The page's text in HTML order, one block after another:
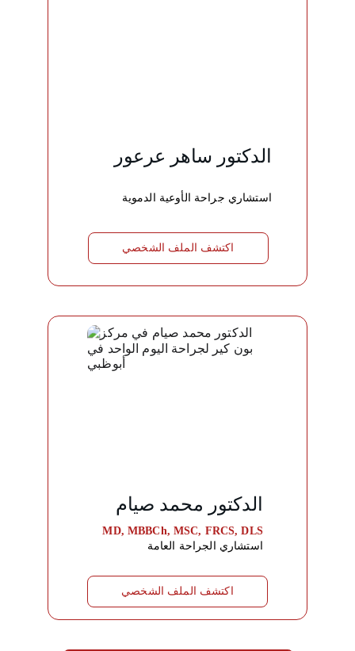
الدكتور ساهر عرعور
استشاري جراحة الأوعية الدموية
الدكتور محمد صيام
MD, MBBCh, MSC, FRCS, DLS
استشاري الجراحة العامة
اكتشف الملف الشخصي
اكتشف الملف الشخصي